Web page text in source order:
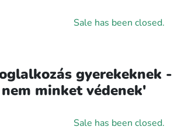
Sale has been closed.
gyerekeknek
minket védenek'
Sale has been closed.